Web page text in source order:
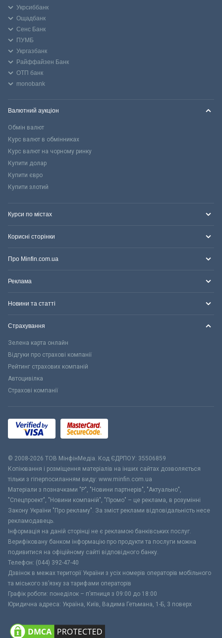
Укрсиббанк
Ощадбанк
Сенс Банк
ПУМБ
Укргазбанк
Райффайзен Банк
ОТП банк
monobank
Валютний аукціон
Обмін валют
Курс валют в обмінниках
Курс валют на чорному ринку
Купити долар
Купити євро
Купити злотий
Курси по містах
Корисні сторінки
Про Minfin.com.ua
Реклама
Новини та статті
Страхування
Зелена карта онлайн
Відгуки про страхові компанії
Рейтинг страхових компаній
Автоцивілка
Страхові компанії
© 2008-2026 ТОВ МiнфiнМедiа. Код ЄДРПОУ: 35506859
Копіювання і розміщення матеріалів на інших сайтах дозволяється
тільки з гіперпосиланням виду: www.minfin.com.ua
Матеріали з позначками "Р", "Новини партнерів", "Актуально",
"Спецпроект", "Новини компаній", "Промо" – це реклама, в розумінні
Закону України "Про рекламу". За зміст реклами відповідальність несе
рекламодавець.
Інформація на даній сторінці не є рекламою банківських послуг.
Верифіковану банком інформацію про продукти та послуги можна
подивитися на офіційному сайті відповідного банку.
Телефон: (044) 392-47-40
Дзвінок в межах території України з усіх номерів операторів мобільного
та міського зв’язку за тарифами операторів
Графік роботи: понеділок – п’ятниця з 09:00 до 18:00
Юридична адреса: Україна, Київ, Вадима Гетьмана, 1-Б, 3 поверх